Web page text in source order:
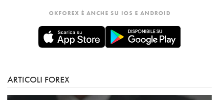
OKFOREX È ANCHE SU IOS E ANDROID
ARTICOLI FOREX